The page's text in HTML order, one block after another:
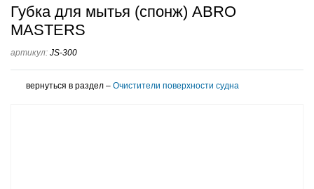
Губка для мытья (спонж) ABRO
MASTERS
артикул: JS-300
вернуться в раздел – Очистители поверхности судна